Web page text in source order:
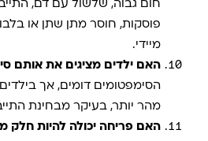
חום גבוה, שלשול עם דם,
פוסקות, חוסר מתן שתן או
מיידי.
האם ילדים מציגים את אותם
הסימפטומים דומים, אך
מהר יותר, בעיקר מבחינת
האם פריחה יכולה להיות חלק